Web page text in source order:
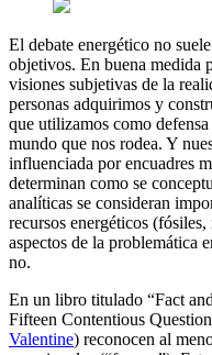
El debate energético no
objetivos. En buena medida
visiones subjetivas de la
personas adquirimos y
que utilizamos como
mundo que nos rodea. Y
influenciada por encuadres
determinan como se
analíticas se consideran
recursos energéticos
aspectos de la problemática
no.
En un libro titulado “Fact
Fifteen Contentious
Valentine) reconocen al